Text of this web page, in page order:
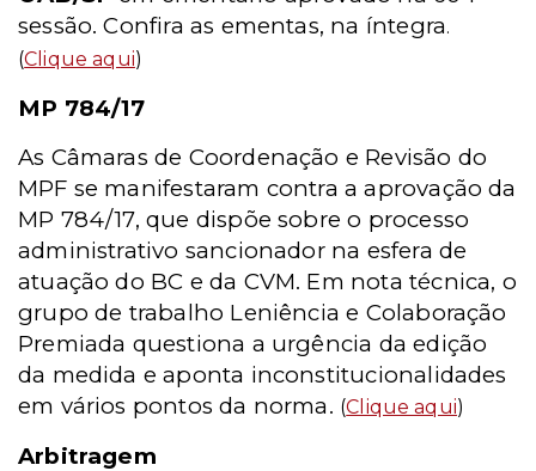
sessão. Confira as ementas, na íntegra.
(Clique aqui)
MP 784/17
As Câmaras de Coordenação e Revisão do
MPF se manifestaram contra a aprovação da
MP 784/17, que dispõe sobre o processo
administrativo sancionador na esfera de
atuação do BC e da CVM. Em nota técnica, o
grupo de trabalho Leniência e Colaboração
Premiada questiona a urgência da edição
da medida e aponta inconstitucionalidades
em vários pontos da norma. (Clique aqui)
Arbitragem